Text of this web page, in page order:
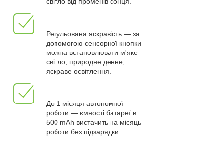
Регульована яскравість — за
допомогою сенсорної кнопки
можна встановлювати м'яке
світло, природне денне,
яскраве освітлення.
До 1 місяця автономної
роботи — ємності батареї в
500 mAh вистачить на місяць
роботи без підзарядки.